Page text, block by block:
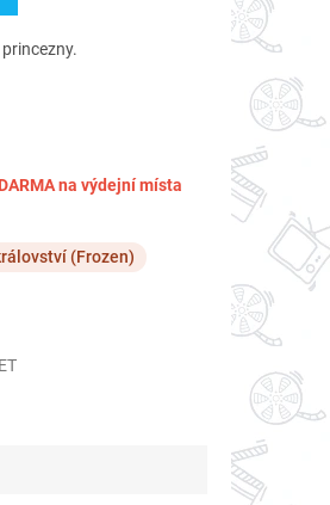
na výdejní místa
(Frozen)